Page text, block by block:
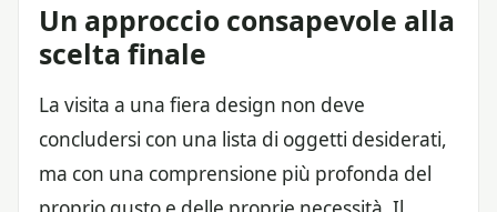
Un approccio consapevole alla
scelta finale
La visita a una fiera design non deve
concludersi con una lista di oggetti desiderati,
ma con una comprensione più profonda del